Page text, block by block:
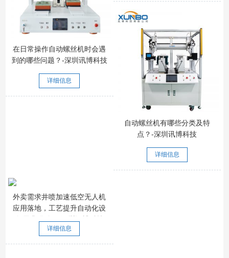
在日常操作自动螺丝机时会遇
到的哪些问题？-深圳讯博科技
详细信息
自动螺丝机有哪些分类及特
点？-深圳讯博科技
详细信息
外卖需求井喷加速低空无人机
应用落地，工艺提升自动化设
详细信息